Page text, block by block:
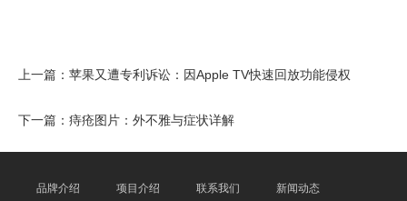
上一篇： 苹果又遭专利诉讼：因Apple TV快速回放功能侵权
下一篇： 痔疮图片：外不雅与症状详解
品牌介绍 项目介绍 联系我们 新闻动态